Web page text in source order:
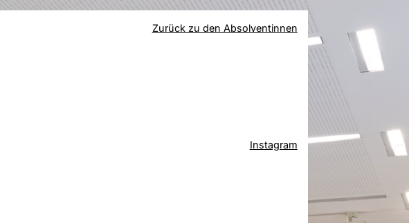
Zurück zu den Absolventinnen
Instagram